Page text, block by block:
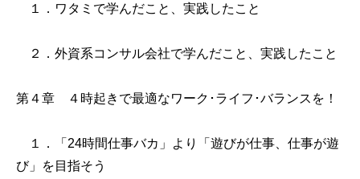
１．ワタミで学んだこと、実践したこと
２．外資系コンサル会社で学んだこと、実践したこと
第４章 ４時起きで最適なワーク･ライフ･バランスを！
１．「24時間仕事バカ」より「遊びが仕事、仕事が遊
び」を目指そう